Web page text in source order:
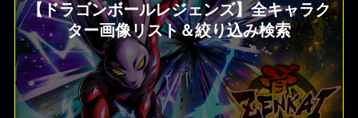
【ドラゴンボールレジェンズ】全キャラク
ター画像リスト＆絞り込み検索